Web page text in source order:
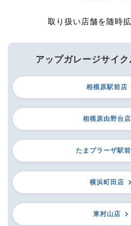
取り扱い店舗を随時
アップガレージサイ
相模原駅前店
相模原由野台店
たまプラーザ駅
横浜町田店
東村山店